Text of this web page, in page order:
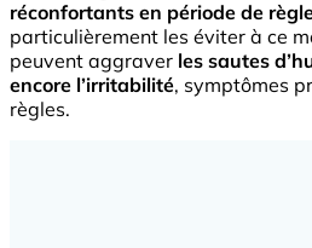
réconfortants en période de
particulièrement les éviter à ce
peuvent aggraver les sautes
encore l’irritabilité, symptômes
règles.